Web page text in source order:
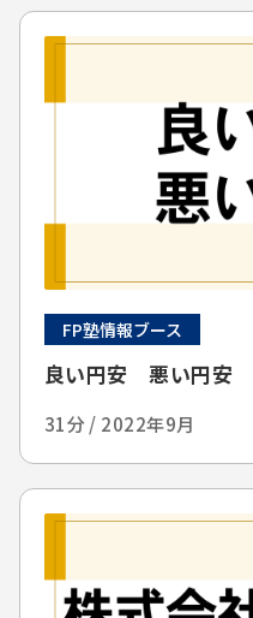
FP塾情報ブース
良い円安 悪い円安
31分 / 2022年9月